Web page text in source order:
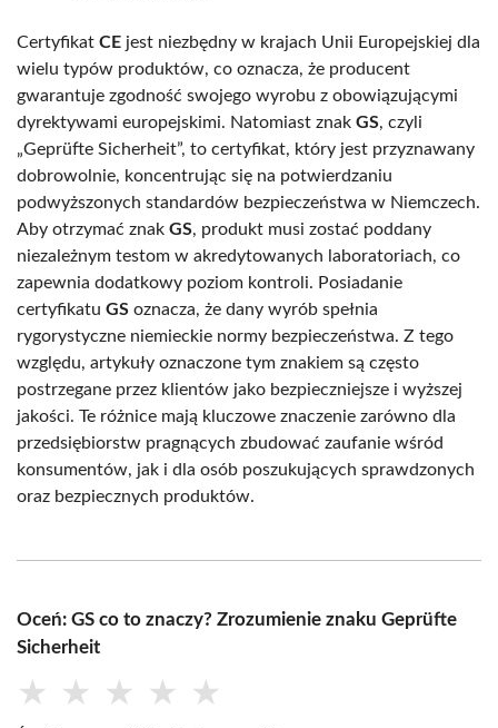
Certyfikat CE jest niezbędny w krajach Unii Europejskiej dla
wielu typów produktów, co oznacza, że producent
gwarantuje zgodność swojego wyrobu z obowiązującymi
dyrektywami europejskimi. Natomiast znak GS, czyli
„Geprüfte Sicherheit”, to certyfikat, który jest przyznawany
dobrowolnie, koncentrując się na potwierdzaniu
podwyższonych standardów bezpieczeństwa w Niemczech.
Aby otrzymać znak GS, produkt musi zostać poddany
niezależnym testom w akredytowanych laboratoriach, co
zapewnia dodatkowy poziom kontroli. Posiadanie
certyfikatu GS oznacza, że dany wyrób spełnia
rygorystyczne niemieckie normy bezpieczeństwa. Z tego
względu, artykuły oznaczone tym znakiem są często
postrzegane przez klientów jako bezpieczniejsze i wyższej
jakości. Te różnice mają kluczowe znaczenie zarówno dla
przedsiębiorstw pragnących zbudować zaufanie wśród
konsumentów, jak i dla osób poszukujących sprawdzonych
oraz bezpiecznych produktów.
Oceń: GS co to znaczy? Zrozumienie znaku Geprüfte
Sicherheit
★ ★ ★ ★ ★